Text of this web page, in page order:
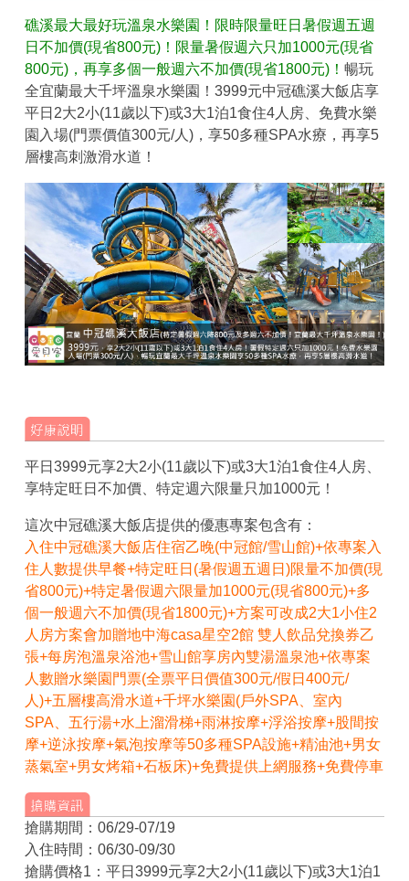
礁溪最大最好玩溫泉水樂園！限時限量旺日暑假週五週
日不加價(現省800元)！限量暑假週六只加1000元(現省
800元)，再享多個一般週六不加價(現省1800元)！ 暢玩
全宜蘭最大千坪溫泉水樂園！3999元中冠礁溪大飯店享
平日2大2小(11歲以下)或3大1泊1食住4人房、免費水樂
園入場(門票價值300元/人)，享50多種SPA水療，再享5
層樓高刺激滑水道！
平日3999元享2大2小(11歲以下)或3大1泊1食住4人房、
享特定旺日不加價、特定週六限量只加1000元！
這次中冠礁溪大飯店提供的優惠專案包含有：
入住中冠礁溪大飯店住宿乙晚(中冠館/雪山館)+依專案入
住人數提供早餐+特定旺日(暑假週五週日)限量不加價(現
省800元)+特定暑假週六限量加1000元(現省800元)+多
個一般週六不加價(現省1800元)+方案可改成2大1小住2
人房方案會加贈地中海casa星空2館 雙人飲品兌換券乙
張+每房泡溫泉浴池+雪山館享房內雙湯溫泉池+依專案
人數贈水樂園門票(全票平日價值300元/假日400元/
人)+五層樓高滑水道+千坪水樂園(戶外SPA、室內
SPA、五行湯+水上溜滑梯+雨淋按摩+浮浴按摩+股間按
摩+逆泳按摩+氣泡按摩等50多種SPA設施+精油池+男女
蒸氣室+男女烤箱+石板床)+免費提供上網服務+免費停車
搶購期間：06/29-07/19
入住時間：06/30-09/30
搶購價格1：平日3999元享2大2小(11歲以下)或3大1泊1